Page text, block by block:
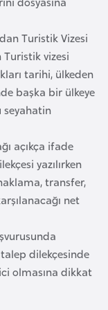
Turistik Vizesi
vizesi
tarihi, ülkeden
başka bir ülkeye
seyahatin
açıkça ifade
yazılırken
transfer,
net
dilekçesinde
olmasına dikkat